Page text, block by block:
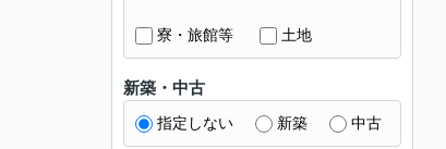
寮・旅館等 土地
新築・中古
指定しない 新築 中古